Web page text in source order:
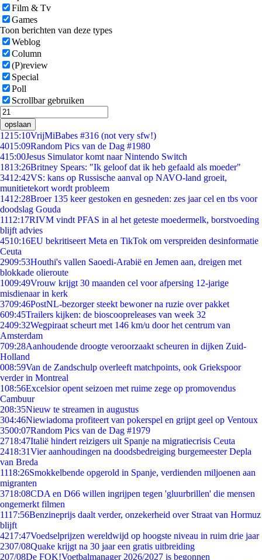
Film & Tv
Games
Toon berichten van deze types
Weblog
Column
(P)review
Special
Poll
Scrollbar gebruiken
opslaan
1215:10VrijMiBabes #316 (not very sfw!)
4015:09Random Pics van de Dag #1980
415:00Jesus Simulator komt naar Nintendo Switch
1813:26Britney Spears: "Ik geloof dat ik heb gefaald als moeder"
3412:42VS: kans op Russische aanval op NAVO-land groeit,
munitietekort wordt probleem
1412:28Broer 135 keer gestoken en gesneden: zes jaar cel en tbs voor
doodslag Gouda
1112:17RIVM vindt PFAS in al het geteste moedermelk, borstvoeding
blijft advies
4510:16EU bekritiseert Meta en TikTok om verspreiden desinformatie
Ceuta
2909:53Houthi's vallen Saoedi-Arabië en Jemen aan, dreigen met
blokkade olieroute
1009:49Vrouw krijgt 30 maanden cel voor afpersing 12-jarige
misdienaar in kerk
3709:46PostNL-bezorger steekt bewoner na ruzie over pakket
609:45Trailers kijken: de bioscoopreleases van week 32
2409:32Wegpiraat scheurt met 146 km/u door het centrum van
Amsterdam
709:28Aanhoudende droogte veroorzaakt scheuren in dijken Zuid-
Holland
008:59Van de Zandschulp overleeft matchpoints, ook Griekspoor
verder in Montreal
108:56Excelsior opent seizoen met ruime zege op promovendus
Cambuur
208:35Nieuw te streamen in augustus
304:46Niewiadoma profiteert van pokerspel en grijpt geel op Ventoux
3500:07Random Pics van de Dag #1979
2718:47Italië hindert reizigers uit Spanje na migratiecrisis Ceuta
2418:31Vier aanhoudingen na doodsbedreiging burgemeester Depla
van Breda
1118:26Smokkelbende opgerold in Spanje, verdienden miljoenen aan
migranten
3718:08CDA en D66 willen ingrijpen tegen 'gluurbrillen' die mensen
ongemerkt filmen
1117:56Benzineprijs daalt verder, onzekerheid over Straat van Hormuz
blijft
4217:47Voedselprijzen wereldwijd op hoogste niveau in ruim drie jaar
2307/08Quake krijgt na 30 jaar een gratis uitbreiding
207/08De FOK!Voetbalmanager 2026/2027 is begonnen